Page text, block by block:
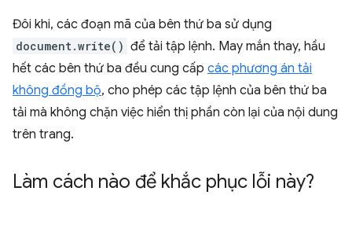
Đôi khi, các đoạn mã của bên thứ ba sử dụng
document.write() để tải tập lệnh. May mắn thay, hầu
hết các bên thứ ba đều cung cấp các phương án tải
không đồng bộ, cho phép các tập lệnh của bên thứ ba
tải mà không chặn việc hiển thị phần còn lại của nội dung
trên trang.
Làm cách nào để khắc phục lỗi này?